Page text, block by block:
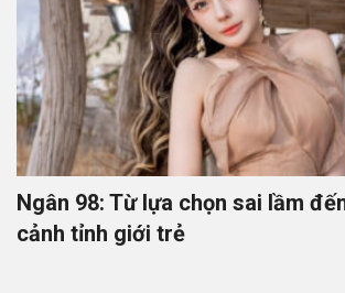
Ngân 98: Từ lựa chọn sai lầm
cảnh tỉnh giới trẻ